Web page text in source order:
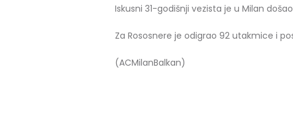
Iskusni 31-godišnji vezista je u Milan
Za Rososnere je odigrao 92 utakmice i
(ACMilanBalkan)